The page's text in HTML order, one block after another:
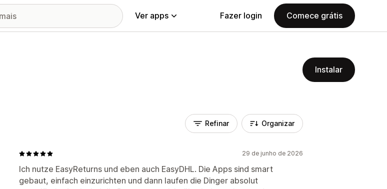
Ver apps Fazer login Comece grátis
Instalar
Refinar Organizar
29 de junho de 2026
Ich nutze EasyReturns und eben auch EasyDHL. Die Apps sind smart
gebaut, einfach einzurichten und dann laufen die Dinger absolut